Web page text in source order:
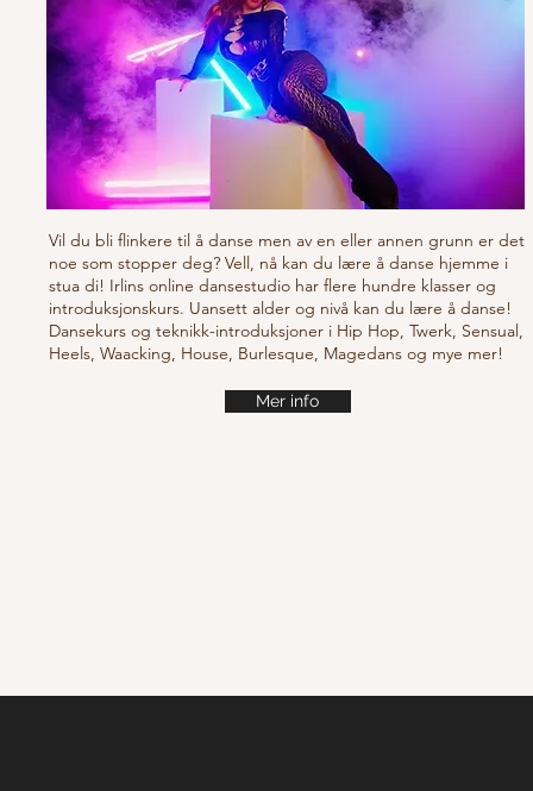
Vil du bli flinkere til å danse men av en eller annen grunn er det
noe som stopper deg? Vell, nå kan du lære å danse hjemme i
stua di! Irlins online dansestudio har flere hundre klasser og
introduksjonskurs. Uansett alder og nivå kan du lære å danse!
Dansekurs og teknikk-introduksjoner i Hip Hop, Twerk, Sensual,
Heels, Waacking, House, Burlesque, Magedans og mye mer!
Mer info